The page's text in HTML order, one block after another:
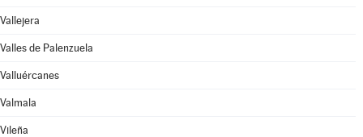
Vallejera
Valles de Palenzuela
Valluércanes
Valmala
Vileña